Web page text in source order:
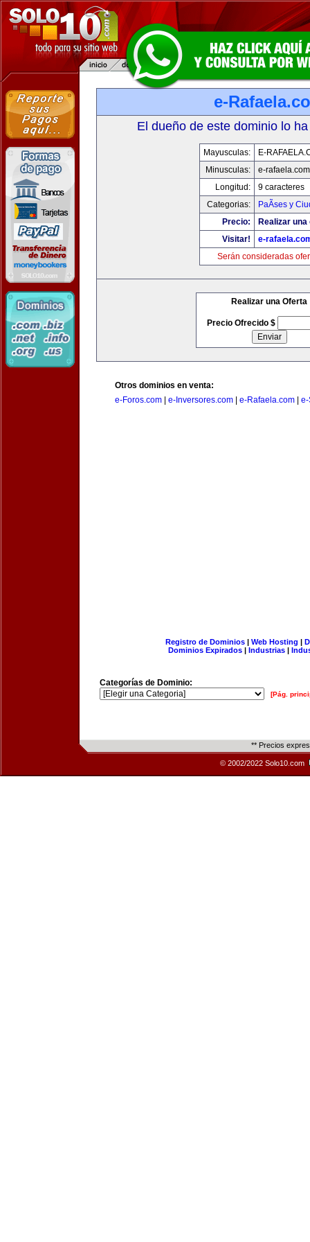
e-
El dueño de este dominio lo
Mayusculas:
E-
Minusculas:
e-rafaela.com
Longitud:
9 caracteres
Categorias:
PaÃ­ses y
Precio:
Realizar
Visitar!
e-
Serán consideradas
Realizar una Oferta
Precio Ofrecido $
Otros dominios en venta:
e-Foros.com
e-Inversores.com e-Rafaela.com e-
Registro de Dominios| Web Hosting |
Dominios Expirados | Industrias |
Categorías de Dominio:
[Pág.
** Precios
© 2002/2022 Solo10.com